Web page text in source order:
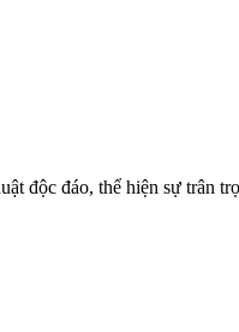
độc đáo, thể hiện sự trân